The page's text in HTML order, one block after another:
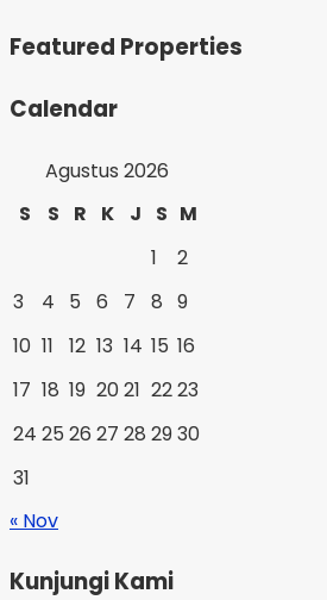
Featured Properties
Calendar
Agustus 2026
S
S R K J S M
1
2
3
4 5 6 7 8 9
10 11 12 13 14 15 16
17 18 19 20 21 2223
24 25 26 27 28 2930
31
« Nov
Kunjungi Kami